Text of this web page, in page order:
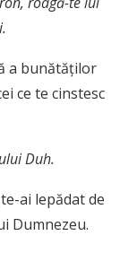
a bunătăţilor
ce te cinstesc
Duh.
ai lepădat de
Dumnezeu.